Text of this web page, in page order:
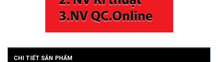
CHI TIẾT SẢN PHẨM